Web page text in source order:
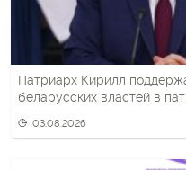
Патриарх Кирилл
беларусских властей в
03.08.2026